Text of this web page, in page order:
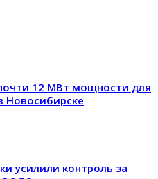
12 МВт мощности для
Новосибирске
усилили контроль за